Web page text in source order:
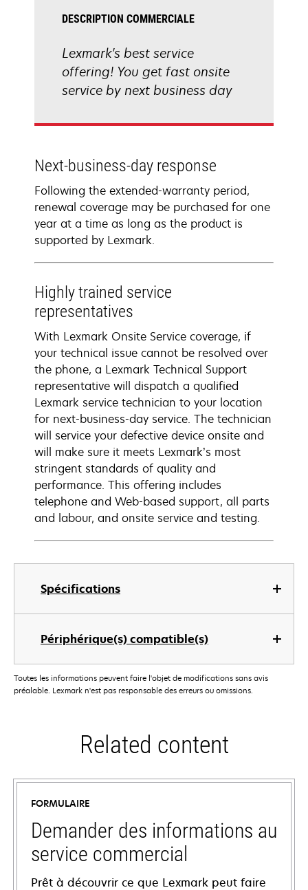
Spécifications
Périphérique(s) compatible(s)
DESCRIPTION COMMERCIALE
Lexmark's best service
offering! You get fast onsite
service by next business day
Next-business-day response
Following the extended-warranty period,
renewal coverage may be purchased for one
year at a time as long as the product is
supported by Lexmark.
Highly trained service
representatives
With Lexmark Onsite Service coverage, if
your technical issue cannot be resolved over
the phone, a Lexmark Technical Support
representative will dispatch a qualified
Lexmark service technician to your location
for next-business-day service. The technician
will service your defective device onsite and
will make sure it meets Lexmark’s most
stringent standards of quality and
performance. This offering includes
telephone and Web-based support, all parts
and labour, and onsite service and testing.
Toutes les informations peuvent faire l'objet de modifications sans avis
préalable. Lexmark n'est pas responsable des erreurs ou omissions.
Related content
FORMULAIRE
Demander des informations au
service commercial
Prêt à découvrir ce que Lexmark peut faire